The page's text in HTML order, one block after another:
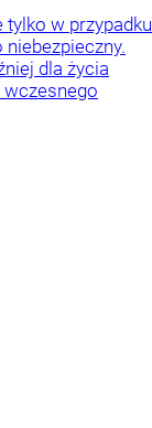
w przypadku
niebezpieczny.
dla życia